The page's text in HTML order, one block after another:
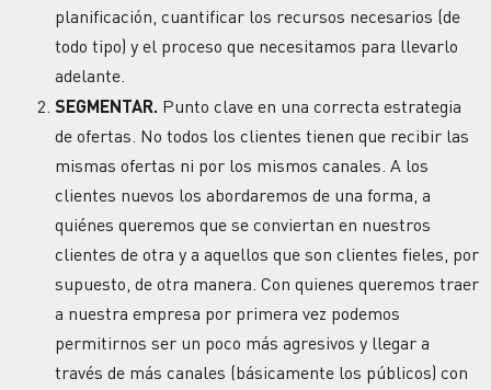
planificación, cuantificar los recursos necesarios (de
todo tipo) y el proceso que necesitamos para llevarlo
adelante.
SEGMENTAR. Punto clave en una correcta estrategia
de ofertas. No todos los clientes tienen que recibir las
mismas ofertas ni por los mismos canales. A los
clientes nuevos los abordaremos de una forma, a
quiénes queremos que se conviertan en nuestros
clientes de otra y a aquellos que son clientes fieles, por
supuesto, de otra manera. Con quienes queremos traer
a nuestra empresa por primera vez podemos
permitirnos ser un poco más agresivos y llegar a
través de más canales (básicamente los públicos) con